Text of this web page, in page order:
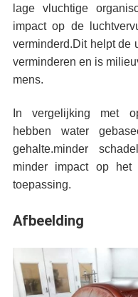
lage vluchtige
impact op de
verminderd.Dit helpt de
verminderen en is
mens.
In vergelijking met
hebben water
gehalte.minder
minder impact op
toepassing.
Afbeelding